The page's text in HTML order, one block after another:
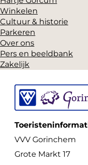
Winkelen
Cultuur & historie
Parkeren
Over ons
Pers en beeldbank
Zakelijk
VVV Gorinchem
Grote Markt 17